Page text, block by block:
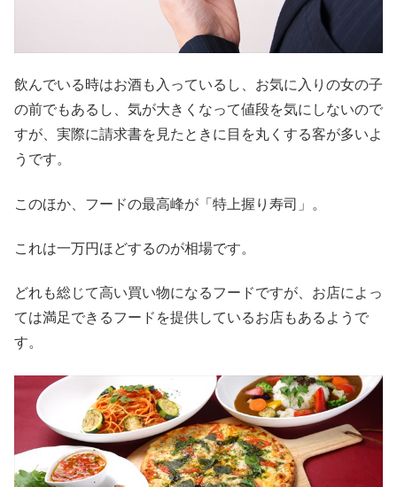
飲んでいる時はお酒も入っているし、お気に入りの女の子
の前でもあるし、気が大きくなって値段を気にしないので
すが、実際に請求書を見たときに目を丸くする客が多いよ
うです。
このほか、フードの最高峰が「特上握り寿司」。
これは一万円ほどするのが相場です。
どれも総じて高い買い物になるフードですが、お店によっ
ては満足できるフードを提供しているお店もあるようで
す。